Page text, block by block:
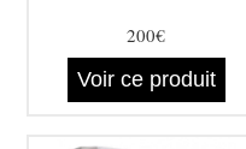
200€
Voir ce produit